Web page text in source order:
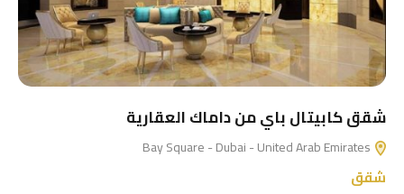
شقق كابيتال باي من داماك العقارية
شقق